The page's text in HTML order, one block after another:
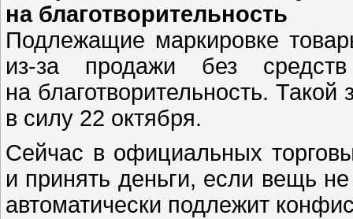
на благотворительность
Подлежащие маркировке
из-за продажи без
на благотворительность.
в силу 22 октября.
Сейчас в официальных
и принять деньги, если вещь
автоматически подлежит